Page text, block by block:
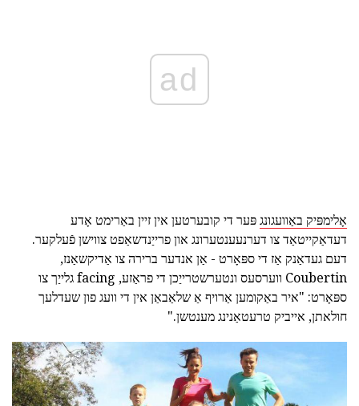
ad
אָלימפּיק באַוועגונגפּער די קובערטען אין זיין באַרימט אָדע
דעדאַקייטאַד צו דערנעענטערונג און פרייַנדשאַפט צווישן פֿעלקער.
דעם געדאַנק אַז די ספּאָרט - אַן אנדער ברירה צו אַדיקשאַנז,
Coubertin ווערסעס ונטערשטרייַכן די פראַזע, facing גלייַך צו
ספּאָרט: "איר באַקומען אַרויף אַ שלאַבאַן אין די וועג פון שעדלעך
חולאתן, אייביק טרעטאַנינג מענטשן."